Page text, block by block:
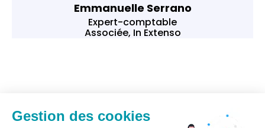
Emmanuelle Serrano
Expert-comptable
Associée, In Extenso
Gestion des cookies